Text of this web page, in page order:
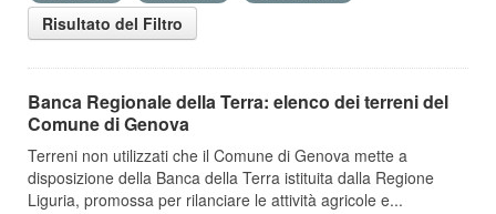
Risultato del Filtro
Banca Regionale della Terra: elenco dei terreni del
Comune di Genova
Terreni non utilizzati che il Comune di Genova mette a
disposizione della Banca della Terra istituita dalla Regione
Liguria, promossa per rilanciare le attività agricole e...